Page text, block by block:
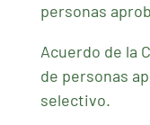
personas
Acuerdo de la
de personas
selectivo.